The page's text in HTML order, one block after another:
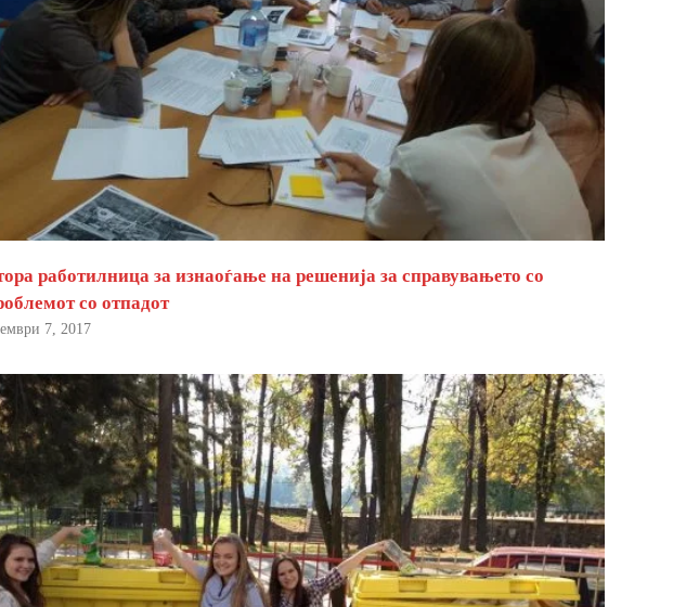
работилница за изнаоѓање на решенија за справувањето со
со отпадот
7, 2017